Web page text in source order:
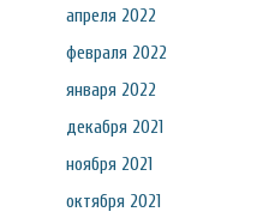
апреля 2022
февраля 2022
января 2022
декабря 2021
ноября 2021
октября 2021